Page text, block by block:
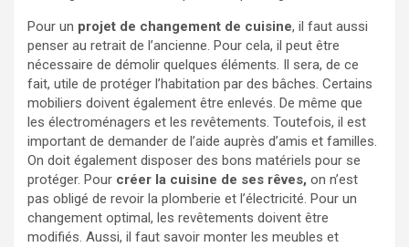
Pour un projet de changement de cuisine, il faut aussi
penser au retrait de l’ancienne. Pour cela, il peut être
nécessaire de démolir quelques éléments. Il sera, de ce
fait, utile de protéger l’habitation par des bâches. Certains
mobiliers doivent également être enlevés. De même que
les électroménagers et les revêtements. Toutefois, il est
important de demander de l’aide auprès d’amis et familles.
On doit également disposer des bons matériels pour se
protéger. Pour créer la cuisine de ses rêves, on n’est
pas obligé de revoir la plomberie et l’électricité. Pour un
changement optimal, les revêtements doivent être
modifiés. Aussi, il faut savoir monter les meubles et